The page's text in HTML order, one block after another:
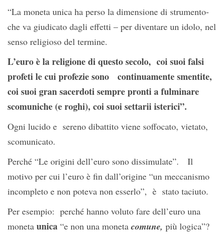
“La moneta unica ha perso la dimensione di strumento-
che va giudicato dagli effetti – per diventare un idolo, nel
senso religioso del termine.
L’euro è la religione di questo secolo, coi suoi falsi
profeti le cui profezie sono continuamente smentite,
coi suoi gran sacerdoti sempre pronti a fulminare
scomuniche (e roghi), coi suoi settarii isterici”.
Ogni lucido e sereno dibattito viene soffocato, vietato,
scomunicato.
Perché “Le origini dell’euro sono dissimulate”. Il
motivo per cui l’euro è fin dall’origine “un meccanismo
incompleto e non poteva non esserlo”, è stato taciuto.
Per esempio: perché hanno voluto fare dell’euro una
moneta unica “e non una moneta comune, più logica”?